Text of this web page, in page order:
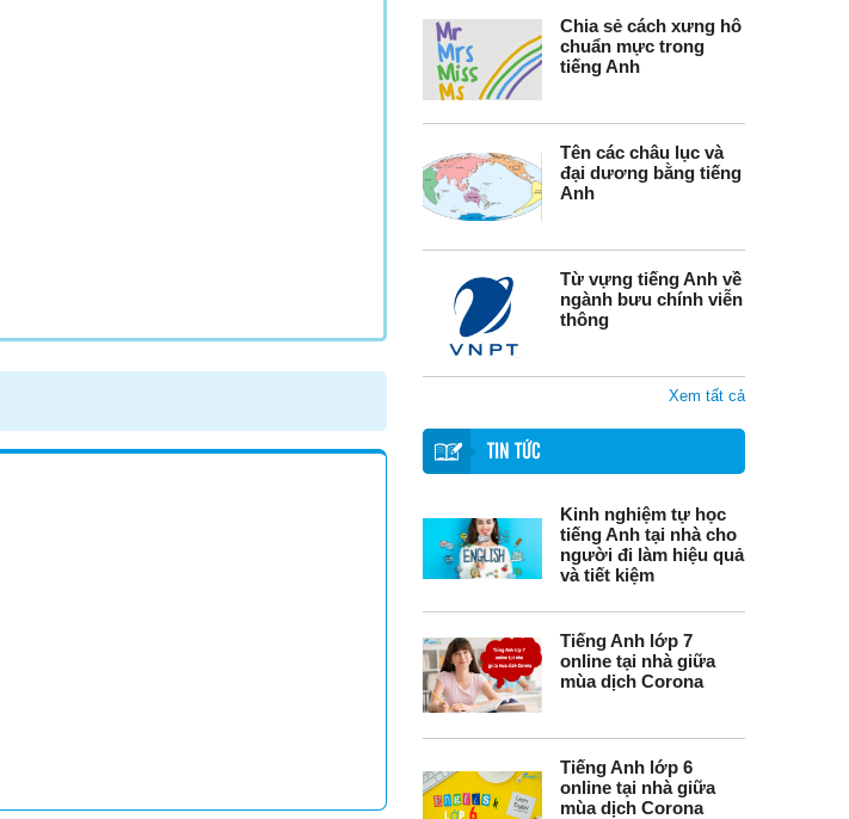
Chia sẻ cách xưng hô
chuẩn mực trong
tiếng Anh
Tên các châu lục và
đại dương bằng tiếng
Anh
Từ vựng tiếng Anh về
ngành bưu chính viễn
thông
Xem tất cả
TIN TỨC
Kinh nghiệm tự học
tiếng Anh tại nhà cho
người đi làm hiệu quả
và tiết kiệm
Tiếng Anh lớp 7
online tại nhà giữa
mùa dịch Corona
Tiếng Anh lớp 6
online tại nhà giữa
mùa dịch Corona